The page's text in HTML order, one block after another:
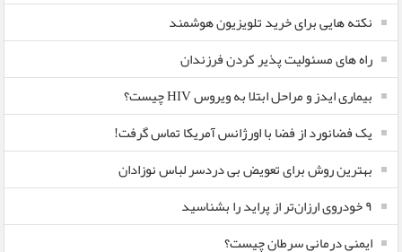
نکته هایی برای خرید تلویزیون هوشمند
راه های مسئولیت پذیر کردن فرزندان
بیماری ایدز و مراحل ابتلا به ویروس HIV چیست؟
یک فضانورد از فضا با اورژانس آمریکا تماس گرفت!
بهترین روش برای تعویض بی دردسر لباس نوزادان
٩ خودروی ارزان‌تر از پراید را بشناسید
ایمنی درمانی سرطان چیست؟